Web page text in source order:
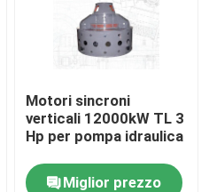
Motori sincroni
verticali 12000kW TL 3
Hp per pompa idraulica
Miglior prezzo